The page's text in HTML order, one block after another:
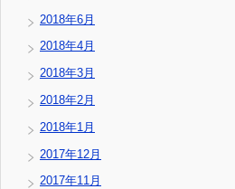
2018年6月
2018年4月
2018年3月
2018年2月
2018年1月
2017年12月
2017年11月